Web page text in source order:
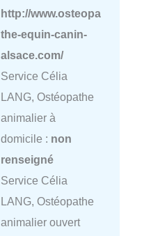
http://www.osteopa
the-equin-canin-
alsace.com/
Service Célia
LANG, Ostéopathe
animalier à
domicile : non
renseigné
Service Célia
LANG, Ostéopathe
animalier ouvert